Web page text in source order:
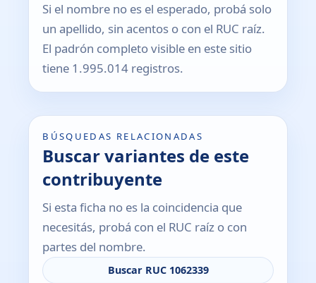
Si el nombre no es el esperado, probá solo
un apellido, sin acentos o con el RUC raíz.
El padrón completo visible en este sitio
tiene 1.995.014 registros.
BÚSQUEDAS RELACIONADAS
Buscar variantes de este
contribuyente
Si esta ficha no es la coincidencia que
necesitás, probá con el RUC raíz o con
partes del nombre.
Buscar RUC 1062339